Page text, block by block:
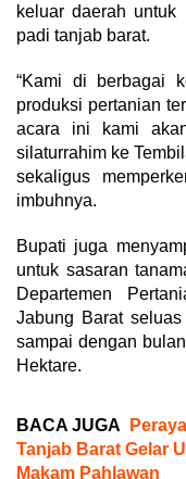
keluar daerah untuk
padi tanjab barat.
“Kami di berbagai
produksi pertanian
acara ini kami
silaturrahim ke
sekaligus
imbuhnya.
Bupati juga
untuk sasaran
Departemen
Jabung Barat
sampai dengan
Hektare.
BACA JUGA
Tanjab Barat Gelar
Makam Pahlawan